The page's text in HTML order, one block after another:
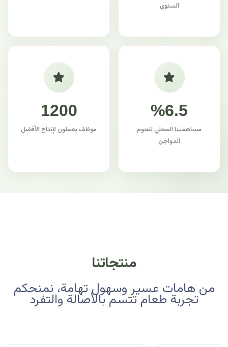
السنوي
%6.5
مساهمتنا المحلي للحوم
الدواجن
1200
موظف يعملون لإنتاج الأفضل
منتجاتنا
من هامات عسير وسهول تهامة، نمنحكم
تجربة طعام تتسم بالأصالة والتفرد